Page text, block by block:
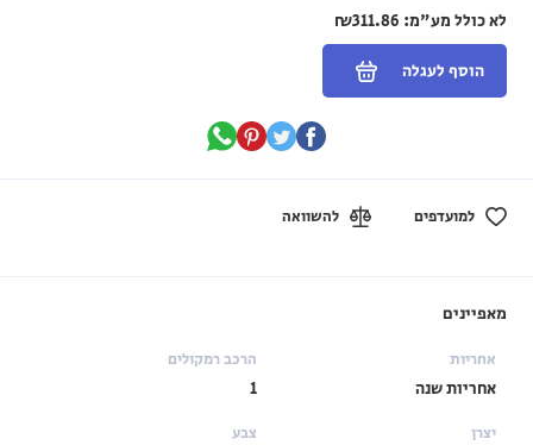
לא כולל מע"מ:
הוסף לעגלה
למועדפים להשוואה
מאפיינים
אחריות
אחריות שנה
הרכב רמקולים
1
יצרן צבע